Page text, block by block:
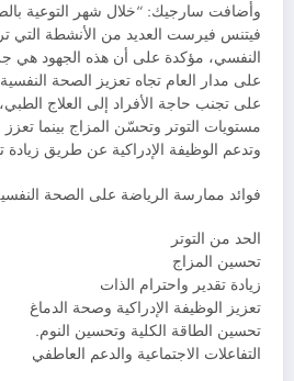
وأضافت سارجيك: “خلال شهر التوعية
فيتنس فيرست العديد من الأنشطة التي
النفسي، مؤكدة على أن هذه الجهود هي
على مدار العام تجاه تعزيز الصحة
على تجنب حاجة الأفراد إلى العلاج
مستويات التوتر وتحسّن المزاج بينما تعزز
وتدعم الوظيفة الإدراكية عن طريق زيادة
فوائد ممارسة الرياضة على الصحة
الحد من التوتر
تحسين المزاج
زيادة تقدير واحترام الذات
تعزيز الوظيفة الإدراكية وصحة الدماغ
تحسين الطاقة الكلية وتحسين النوم.
التفاعلات الاجتماعية والدعم العاطفي